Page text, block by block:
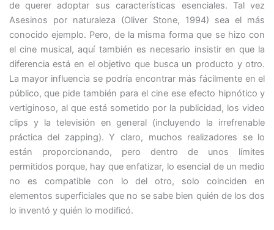
de querer adoptar sus características esenciales. Tal vez
Asesinos por naturaleza (Oliver Stone, 1994) sea el más
conocido ejemplo. Pero, de la misma forma que se hizo con
el cine musical, aquí también es necesario insistir en que la
diferencia está en el objetivo que busca un producto y otro.
La mayor influencia se podría encontrar más fácilmente en el
público, que pide también para el cine ese efecto hipnótico y
vertiginoso, al que está sometido por la publicidad, los video
clips y la televisión en general (incluyendo la irrefrenable
práctica del zapping). Y claro, muchos realizadores se lo
están proporcionando, pero dentro de unos límites
permitidos porque, hay que enfatizar, lo esencial de un medio
no es compatible con lo del otro, solo coinciden en
elementos superficiales que no se sabe bien quién de los dos
lo inventó y quién lo modificó.